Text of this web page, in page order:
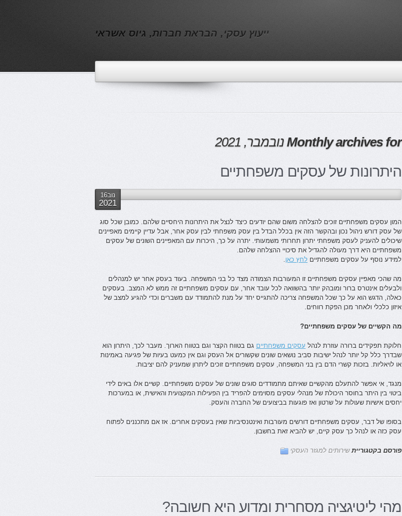
ייעוץ עסקי, הבראת חברות, גיוס אשראי
Monthly archives for נובמבר, 2021
היתרונות של עסקים משפחתיים
נוב16
2021
המון עסקים משפחתיים זוכים להצלחה משום שהם יודעים כיצד לנצל את היתרונות היחסיים שלהם. כמובן שכל סוג
של עסק דורש ניהול נכון ובהקשר הזה אין בכלל הבדל בין עסק משפחתי לבין עסק אחר, אבל עדיין קיימים מאפיינים
שיכולים להעניק לעסק משפחתי יתרון תחרותי משמעותי. יתרה על כך, היכרות עם המאפיינים השונים של עסקים
משפחתיים היא דרך מעולה להגדיל את סיכויי ההצלחה שלהם.
למידע נוסף על עסקים משפחתיים לחץ כאן.
מה שהכי מאפיין עסקים משפחתיים זו המעורבות הצמודה מצד כל בני המשפחה. בעוד בעסק אחר יש למנהלים
ולבעלים אינטרס ברור ומובהק יותר בהשוואה לכל עובד אחר, עם עסקים משפחתיים זה ממש לא המצב. בעסקים
כאלה, הדגש הוא על כך שכל המשפחה צריכה להתגייס יחד על מנת להתמודד עם משברים וכדי להגיע למצב של
איזון כלכלי ולאחר מכן הפקת רווחים.
מה הקשיים של עסקים משפחתיים?
חלוקת תפקידים ברורה עוזרת לנהל עסקים משפחתיים גם בטווח הקצר וגם בטווח הארוך. מעבר לכך, היתרון הוא
שבדרך כלל קל יותר לנהל ישיבות סביב נושאים שונים שקשורים אל העסק וגם אין כמעט בעיות של פגיעה באמינות
או לויאליות. בזכות קשרי הדם בין בני המשפחה, עסקים משפחתיים זוכים ליתרון שמעניק להם יציבות.
מנגד, אי אפשר להתעלם מהקשיים שאיתם מתמודדים סוגים שונים של עסקים משפחתיים. קשיים אלו באים לידי
ביטוי בין היתר בחוסר היכולת של מנהלי עסקים מסוימים להפריד בין הפעילות המקצועית והאישית, או במערכות
יחסים אישיות שעולות על שרטון ואז פוגעות בביצועים של החברה והעסק.
בסופו של דבר, עסקים משפחתיים דורשים מעורבות ואינטנסיביות שאין בעסקים אחרים. אז אם מתכננים לפתוח
עסק כזה או לנהל כך עסק קיים, יש להביא זאת בחשבון.
פורסם בקטגוריית שירותים למגזר העסקי
מהי ליטיגציה מסחרית ומדוע היא חשובה?